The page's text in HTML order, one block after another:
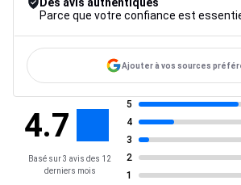
Ajouter à vos sources
4.7
Basé sur 3 avis des 12
derniers mois
5
4
3
2
1